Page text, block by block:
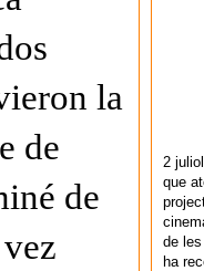
la
de
de
2
que
de
ha